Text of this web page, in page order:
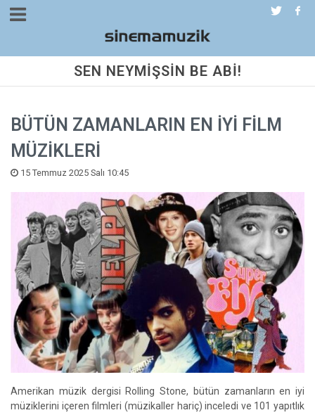
SEN NEYMİŞSİN BE ABİ!
BÜTÜN ZAMANLARIN EN İYİ FİLM
MÜZİKLERİ
15 Temmuz 2025 Salı 10:45
Amerikan müzik dergisi Rolling Stone, bütün zamanların en iyi
müziklerini içeren filmleri (müzikaller hariç) inceledi ve 101 yapıtlık